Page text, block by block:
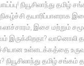
நியூசிலாந்து தமிழ்
தயாரிப்பாளராக
இசை மற்றும்
இருக்கிறதா? வானொலி
உள்ளடக்கத்தை
நியூசிலாந்து தமிழ் சங்கம்